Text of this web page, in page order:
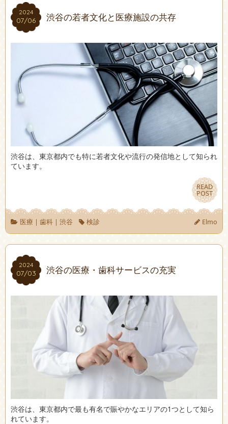
2024
07/06
2024
07/06 渋谷の若者文化と医療施設の共存
渋谷は、東京都内でも特に若者文化や流行の発信地として知られ
ています。
READ
POST
READ
POST
医療 | 歯科| 渋谷 検診 Elmo
2024
07/03
2024
07/03 渋谷の医療・歯科サービスの充実
渋谷は、東京都内で最も有名で賑やかなエリアの1つとして知ら
れています。